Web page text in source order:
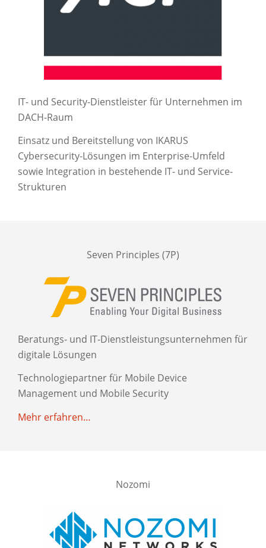
IT- und Security-Dienstleister für Unternehmen im
DACH-Raum
Einsatz und Bereitstellung von IKARUS
Cybersecurity-Lösungen im Enterprise-Umfeld
sowie Integration in bestehende IT- und Service-
Strukturen
Seven Principles (7P)
Beratungs- und IT-Dienstleistungsunternehmen für
digitale Lösungen
Technologiepartner für Mobile Device
Management und Mobile Security
Mehr erfahren…
Nozomi